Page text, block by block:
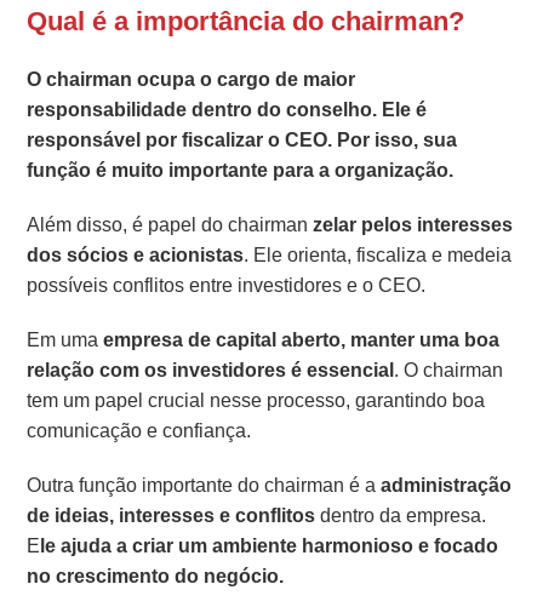
Qual é a importância do chairman?
O chairman ocupa o cargo de maior
responsabilidade dentro do conselho. Ele é
responsável por fiscalizar o CEO. Por isso, sua
função é muito importante para a organização.
Além disso, é papel do chairmanzelar pelos interesses
dos sócios e acionistas. Ele orienta, fiscaliza e medeia
possíveis conflitos entre investidores e o CEO.
Em umaempresa de capital aberto, manter uma boa
relação com os investidores é essencial. O chairman
tem um papel crucial nesse processo, garantindo boa
comunicação e confiança.
Outra função importante do chairman é aadministração
de ideias, interesses e conflitosdentro da empresa.
Ele ajuda a criar um ambiente harmonioso e focado
no crescimento do negócio.